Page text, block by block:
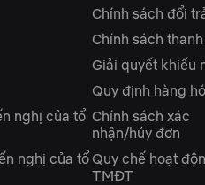
nghị của tổ
nghị của tổ
Chính sách đổi
Chính sách
Giải quyết khiếu
Quy định hàng
Chính sách xác
nhận/hủy đơn
Quy chế hoạt
TMĐT